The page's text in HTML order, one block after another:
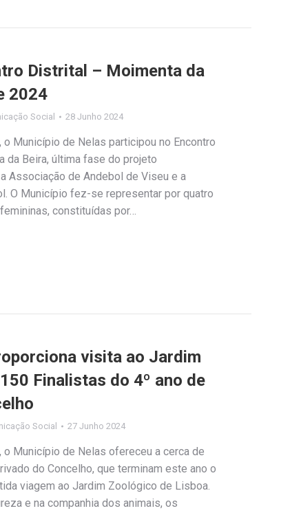
Distrital – Moimenta da
2024
Social 28 Junho 2024
Município de Nelas participou no Encontro
da Beira, última fase do projeto
Associação de Andebol de Viseu e a
O Município fez-se representar por quatro
constituídas por…
visita ao Jardim
Finalistas do 4º ano de
Social 27 Junho 2024
o Município de Nelas ofereceu a cerca de
do Concelho, que terminam este ano o
viagem ao Jardim Zoológico de Lisboa.
e na companhia dos animais, os